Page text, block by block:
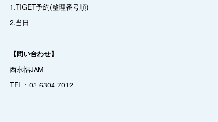
1.TIGET予約(整理番号順)
2.当日
【問い合わせ】
西永福JAM
TEL：03-6304-7012